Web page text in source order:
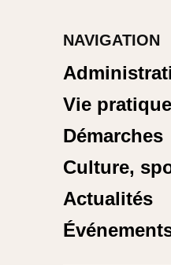
NAVIGATION
Vie pratique
Démarches
Culture,
Actualités